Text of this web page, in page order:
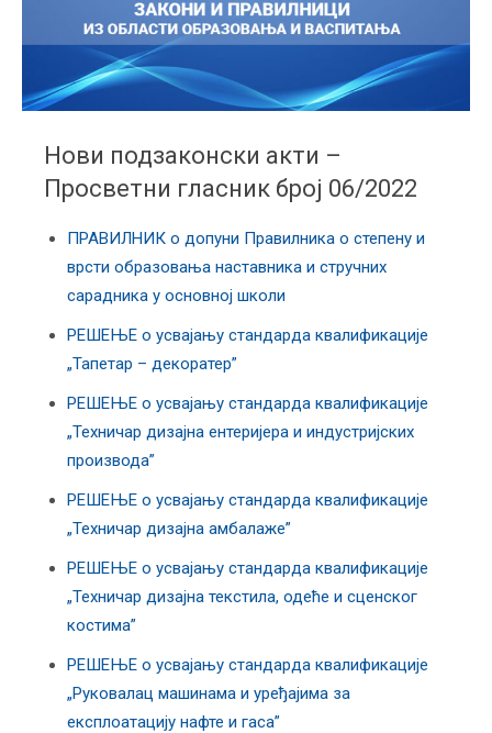
Нови подзаконски акти –
Просветни гласник број 06/2022
ПРАВИЛНИК о допуни Правилника о степену и
врсти образовања наставника и стручних
сарадника у основној школи
РЕШЕЊЕ о усвајању стандарда квалификације
„Тапетар – декоратер”
РЕШЕЊЕ о усвајању стандарда квалификације
„Техничар дизајна ентеријера и индустријских
производа”
РЕШЕЊЕ о усвајању стандарда квалификације
„Техничар дизајна амбалаже”
РЕШЕЊЕ о усвајању стандарда квалификације
„Техничар дизајна текстила, одеће и сценског
костима”
РЕШЕЊЕ о усвајању стандарда квалификације
„Руковалац машинама и уређајима за
експлоатацију нафте и гаса”